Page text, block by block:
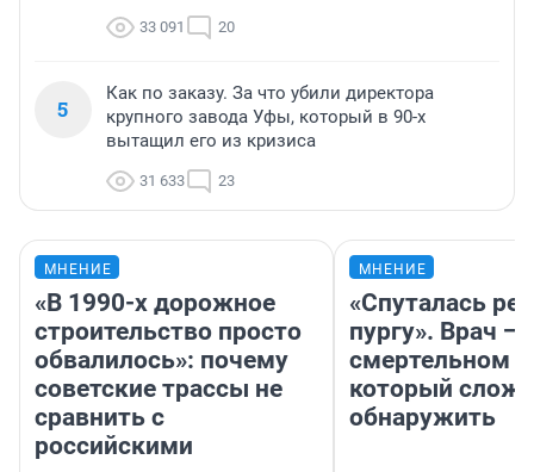
33 091 20
5
Как по заказу. За что убили директора
крупного завода Уфы, который в 90-х
вытащил его из кризиса
31 633 23
МНЕНИЕ
«В 1990-х дорожное
строительство просто
обвалилось»: почему
советские трассы не
сравнить с
российскими
МНЕНИЕ
«Спуталась
пургу». Врач —
смертельном
который
обнаружить